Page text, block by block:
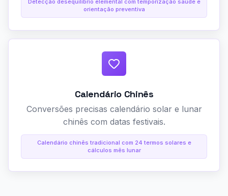
Detecção desequilíbrio elemental com temporização saúde e
orientação preventiva
Calendário Chinês
Conversões precisas calendário solar e lunar
chinês com datas festivais.
Calendário chinês tradicional com 24 termos solares e
cálculos mês lunar